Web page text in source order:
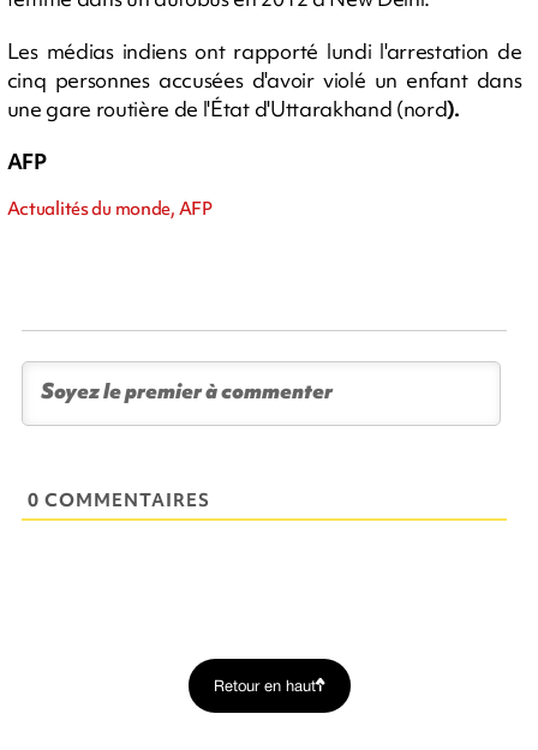
Les médias indiens ont rapporté lundi l'arrestation de
cinq personnes accusées d'avoir violé un enfant dans
une gare routière de l'État d'Uttarakhand (nord).
AFP
Actualités du monde, AFP
0 COMMENTAIRES
Retour en haut